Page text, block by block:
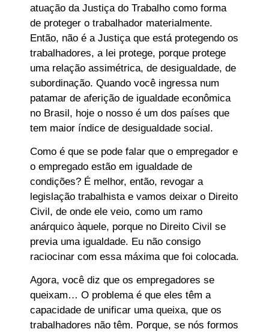
atuação da Justiça do Trabalho como forma
de proteger o trabalhador materialmente.
Então, não é a Justiça que está protegendo os
trabalhadores, a lei protege, porque protege
uma relação assimétrica, de desigualdade, de
subordinação. Quando você ingressa num
patamar de aferição de igualdade econômica
no Brasil, hoje o nosso é um dos países que
tem maior índice de desigualdade social.
Como é que se pode falar que o empregador e
o empregado estão em igualdade de
condições? É melhor, então, revogar a
legislação trabalhista e vamos deixar o Direito
Civil, de onde ele veio, como um ramo
anárquico àquele, porque no Direito Civil se
previa uma igualdade. Eu não consigo
raciocinar com essa máxima que foi colocada.
Agora, você diz que os empregadores se
queixam… O problema é que eles têm a
capacidade de unificar uma queixa, que os
trabalhadores não têm. Porque, se nós formos